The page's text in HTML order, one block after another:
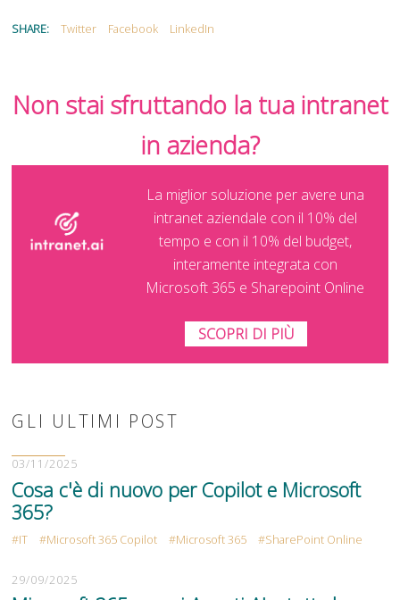
SHARE: Twitter Facebook LinkedIn
Non stai sfruttando la tua intranet
in azienda?
La miglior soluzione per avere una
intranet aziendale con il 10% del
tempo e con il 10% del budget,
interamente integrata con
Microsoft 365 e Sharepoint Online
SCOPRI DI PIÙ
GLI ULTIMI POST
03/11/2025
Cosa c'è di nuovo per Copilot e Microsoft
365?
IT Microsoft 365 Copilot Microsoft 365 SharePoint Online
29/09/2025